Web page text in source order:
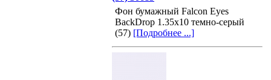
Фон бумажный Falcon Eyes
BackDrop 1.35x10 темно-серый
(57) [Подробнее ...]